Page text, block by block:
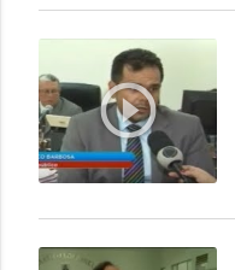
play_circle_outline